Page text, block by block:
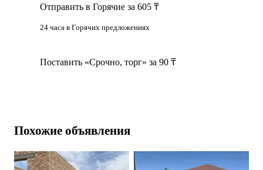
Отправить в Горячие за 605 ₸
24 часа в Горячих предложениях
Поставить «Срочно, торг» за 90 ₸
Похожие объявления